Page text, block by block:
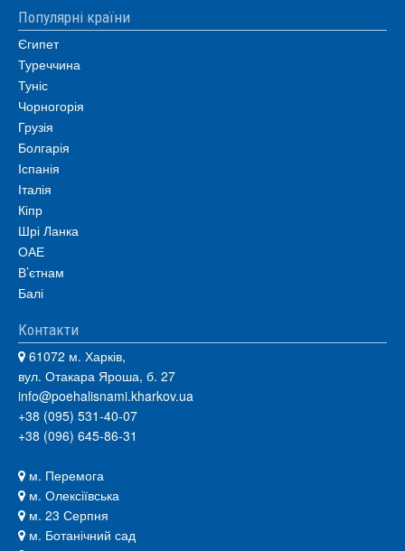
Популярні країни
Єгипет
Туреччина
Туніс
Чорногорія
Грузія
Болгарія
Іспанія
Італія
Кіпр
Шрі Ланка
ОАЕ
В’єтнам
Балі
Контакти
61072 м. Харків,
вул. Отакара Яроша, б. 27
info@poehalisnami.kharkov.ua
+38 (095) 531-40-07
+38 (096) 645-86-31
м. Перемога
м. Олексіївська
м. 23 Серпня
м. Ботанічний сад